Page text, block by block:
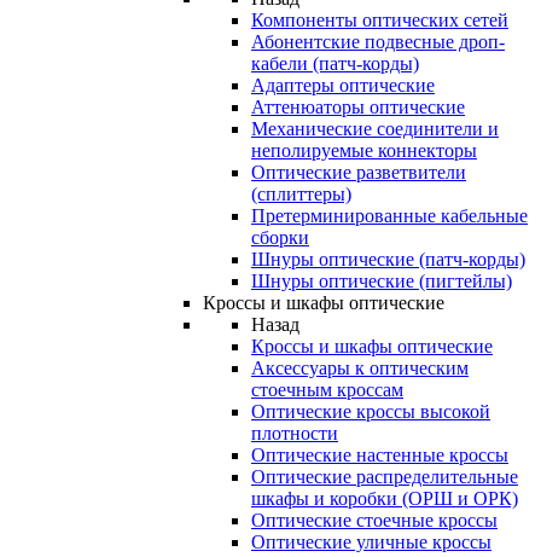
Компоненты оптических сетей
Абонентские подвесные дроп-
кабели (патч-корды)
Адаптеры оптические
Аттенюаторы оптические
Механические соединители и
неполируемые коннекторы
Оптические разветвители
(сплиттеры)
Претерминированные кабельные
сборки
Шнуры оптические (патч-корды)
Шнуры оптические (пигтейлы)
Кроссы и шкафы оптические
Назад
Кроссы и шкафы оптические
Аксессуары к оптическим
стоечным кроссам
Оптические кроссы высокой
плотности
Оптические настенные кроссы
Оптические распределительные
шкафы и коробки (ОРШ и ОРК)
Оптические стоечные кроссы
Оптические уличные кроссы